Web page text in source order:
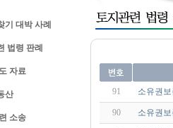
기 대박 사례
법령 판례
자료
산
소송
91 소유권
90 소유권